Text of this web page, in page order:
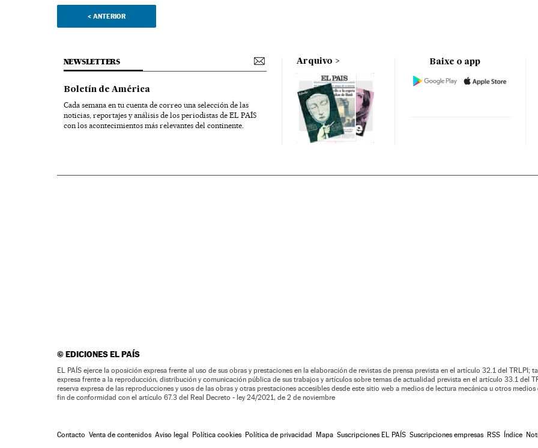
< ANTERIOR
NEWSLETTERS
Boletín de América
Cada semana en tu cuenta de correo una selección de las
noticias, reportajes y análisis de los periodistas de EL PAÍS
con los acontecimientos más relevantes del continente.
Arquivo Baixe o app
©EDICIONES EL PAÍS
EL PAÍS ejerce la oposición expresa frente al uso de sus obras y prestaciones en la elaboración de revistas de prensa prevista en el artículo 32.1 del TRLPI;
expresa frente a la reproducción, distribución y comunicación pública de sus trabajos y artículos sobre temas de actualidad prevista en el artículo 33.1 del
reserva expresa de las reproducciones y usos de las obras y otras prestaciones accesibles desde este sitio web a medios de lectura mecánica u otros medios
fin de conformidad con el artículo 67.3 del Real Decreto - ley 24/2021, de 2 de noviembre
Contacto Venta de contenidos Aviso legal Política cookies Política de privacidad Mapa Suscripciones EL PAÍS Suscripciones empresas RSS Índice